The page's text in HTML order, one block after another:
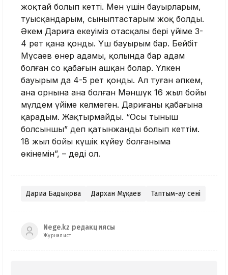
жоқтай болып кетті. Мен үшін бауырларым,
туысқандарым, сыныптастарым жоқ болды.
Әкем Дариға екеуіміз отасқалы бері үйіме 3-
4 рет қана қонды. Үш бауырым бар. Бейбіт
Мұсаев өнер адамы, қолында бар адам
болған соң қабағын ашқан болар. Үлкен
бауырым да 4-5 рет қонды. Ал туған әпкем,
ана орнына ана болған Мәншүк 16 жыл бойы
мүлдем үйіме келмеген. Дариғаның қабағына
қарадым. Жақтырмайды. “Осы тыныш
болсыншы” деп қатынжанды болып кеттім.
18 жыл бойы күшік күйеу болғаныма
өкінемін”, – деді ол.
Дариға Бадықова Дархан Мұқаев Таптым-ау сені
Nege.kz редакциясы
Журналист